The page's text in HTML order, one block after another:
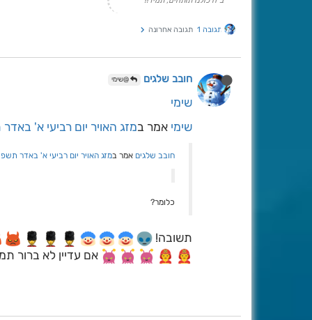
תגובה 1 תגובה אחרונה
חובב שלגים @שימי
שימי
שימי אמר במזג האויר יום רביעי א'
חובב שלגים אמר במזג האויר יום רביעי א' באדר
כלומר?
תשובה!
אם עדיין לא ברור